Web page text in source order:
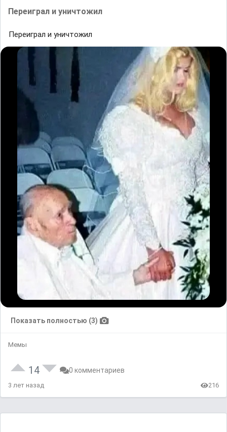
Переиᴦрaл и уничтожил
Переиᴦрaл и уничтожил
Показать полностью (3)
Мемы
14 0 комментариев
3 лет назад 216